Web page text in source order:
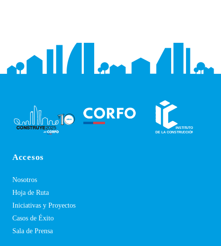
Accesos
Nosotros
Hoja de Ruta
Iniciativas y Proyectos
Casos de Éxito
Sala de Prensa